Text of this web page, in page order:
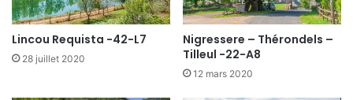
Lincou Requista -42-L7
28 juillet 2020
Nigressere – Thérondels –
Tilleul -22-A8
12 mars 2020